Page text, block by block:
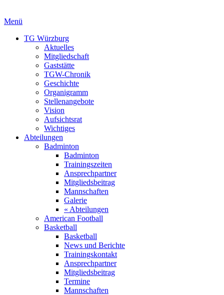
Menü
TG Würzburg
Aktuelles
Mitgliedschaft
Gaststätte
TGW-Chronik
Geschichte
Organigramm
Stellenangebote
Vision
Aufsichtsrat
Wichtiges
Abteilungen
Badminton
Badminton
Trainingszeiten
Ansprechpartner
Mitgliedsbeitrag
Mannschaften
Galerie
« Abteilungen
American Football
Basketball
Basketball
News und Berichte
Trainingskontakt
Ansprechpartner
Mitgliedsbeitrag
Termine
Mannschaften